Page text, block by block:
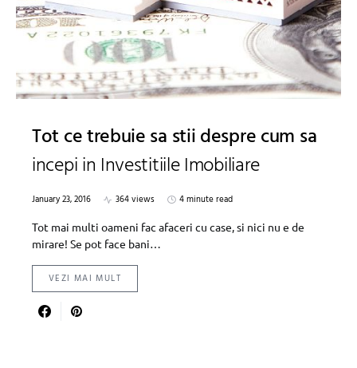
Tot ce trebuie sa stii despre cum sa
incepi in Investitiile Imobiliare
January 23, 2016 364 views
4 minute read
Tot mai multi oameni fac afaceri cu case, si nici nu e de
mirare! Se pot face bani…
VEZI MAI MULT